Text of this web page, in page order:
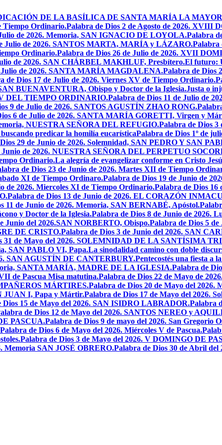
DE LA BASÍLICA DE SANTA MARÍA LA
Tiempo Ordinario.Palabra de Dios 2 de Agosto de 2026.
de 2026. Memoria, SAN IGNACIO DE LOYOLA.Palabra
Julio de 2026. SANTOS MARTA, MARÍA y LÁZARO.Palabra
Ordinario.Palabra de Dios 26 de Julio de 2026. XVII
de 2026. SAN CHÁRBEL MAKHLUF, Presbítero.El futuro:
Julio de 2026. SANTA MARÍA MAGDALENA.Palabra de Dios
de Dios 17 de Julio de 2026. Viernes XV de Tiempo Ordinario.
BUENAVENTURA, Obispo y Doctor de la Iglesia.Justa o
DEL TIEMPO ORDINARIO.Palabra de Dios 11 de Julio de
9 de Julio de 2026. SANTOS AGUSTÍN ZHAO RONG.
6 de Julio de 2026. SANTA MARÍA GORETTI, Virgen y
NUESTRA SEÑORA DEL REFUGIO.Palabra de Dios 3
predicar la homilía eucarísticaPalabra de Dios 1º de
29 de Junio de 2026. Solemnidad, SAN PEDRO Y SAN
Junio de 2026. NUESTRA SEÑORA DEL PERPETUO
Ordinario.La alegría de evangelizar conforme en Cristo
de Dios 23 de Junio de 2026. Martes XII de Tiempo
XI de Tiempo Ordinaro.Palabra de Dios 19 de Junio de
de 2026. Miercoles XI de Tiempo Ordinario.Palabra de Dios 16
Palabra de Dios 13 de Junio de 2026. EL CORAZÓN
11 de Junio de 2026. Memoria, SAN BERNABÉ, Apóstol.
y Doctor de la Iglesia.Palabra de Dios 8 de Junio de 2026.
Junio del 2026.SAN NORBERTO, Obispo.Palabra de Dios 5
DE CRISTO.Palabra de Dios 3 de Junio del 2026. SAN
31 de Mayo del 2026. SOLEMNIDAD DE LA SANTÍSIMA
SAN PABLO VI, Papa.La sinodalidad camino con doble
SAN AGUSTÍN DE CANTERBURY.Pentecostés una fiesta a
SANTA MARÍA, MADRE DE LA IGLESIA.Palabra de
de Pascua Misa matutina.Palabra de Dios 22 de Mayo de
MÁRTIRES.Palabra de Dios 20 de Mayo del 2026.
JUAN I, Papa y Mártir.Palabra de Dios 17 de Mayo del 2026.
Dios 15 de Mayo del 2026. SAN ISIDRO LABRADOR.Palabra
de Dios 12 de Mayo del 2026. SANTOS NEREO y
PASCUA.Palabra de Dios 9 de mayo del 2026. San Gregorio
Palabra de Dios 6 de Mayo del 2026. Miércoles V de Pascua.
Palabra de Dios 3 de Mayo del 2026. V DOMINGO DE
Memoria SAN JOSÉ OBRERO.Palabra de Dios 30 de Abril del